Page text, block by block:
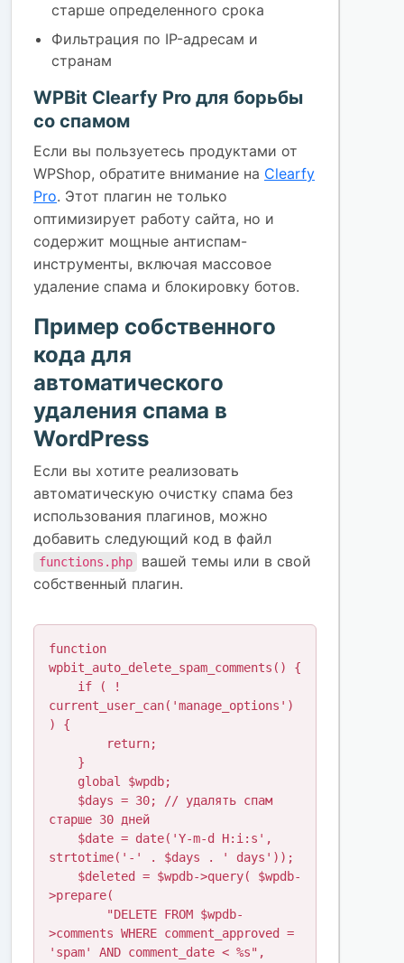
старше определенного срока
Фильтрация по IP-адресам и
странам
WPBit Clearfy Pro для борьбы
со спамом
Если вы пользуетесь продуктами от
WPShop, обратите внимание на Clearfy
Pro. Этот плагин не только
оптимизирует работу сайта, но и
содержит мощные антиспам-
инструменты, включая массовое
удаление спама и блокировку ботов.
Пример собственного
кода для
автоматического
удаления спама в
WordPress
Если вы хотите реализовать
автоматическую очистку спама без
использования плагинов, можно
добавить следующий код в файл
functions.php
вашей темы или в свой
собственный плагин.
function
wpbit_auto_delete_spam_comments() {
current_user_can('manage_options')
) {
старше 30 дней
strtotime('-' . $days . ' days'));
>prepare(
>comments WHERE comment_approved =
'spam' AND comment_date < %s",